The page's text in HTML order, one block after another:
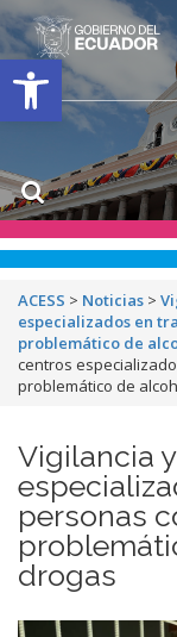
Open
ACESS > Noticias >
especializados en
problemático de
centros
problemático de
Vigilancia
personas
drogas